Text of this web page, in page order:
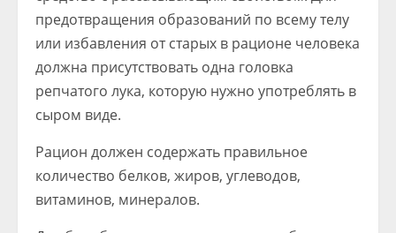
предотвращения образований по всему телу
или избавления от старых в рационе человека
должна присутствовать одна головка
репчатого лука, которую нужно употреблять в
сыром виде.
Рацион должен содержать правильное
количество белков, жиров, углеводов,
витаминов, минералов.